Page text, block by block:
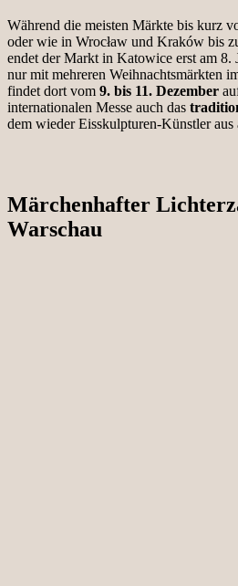
Während die meisten Märkte bis kurz
oder wie in Wrocław und Kraków bis
endet der Markt in Katowice erst am 8.
nur mit mehreren Weihnachtsmärkten
findet dort vom 9. bis 11. Dezember
internationalen Messe auch das
dem wieder Eisskulpturen-Künstler
Märchenhafter
Warschau